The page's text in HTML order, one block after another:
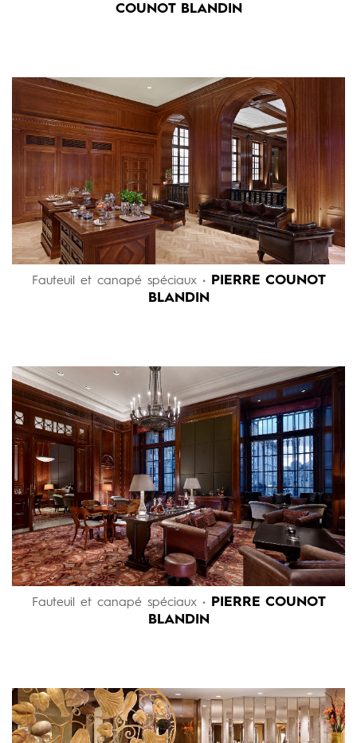
COUNOT BLANDIN
Fauteuil et canapé spéciaux •
PIERRE COUNOT
BLANDIN
Fauteuil et canapé spéciaux •
PIERRE COUNOT
BLANDIN